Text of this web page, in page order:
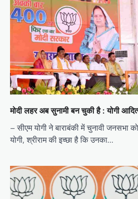
मोदी लहर अब सुनामी बन चुकी है : योगी
– सीएम योगी ने बाराबंकी में चुनावी जनसभा
योगी, श्रीराम की इच्छा है कि उनका…